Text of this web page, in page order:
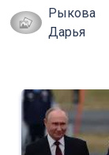
Рыкова
Дарья